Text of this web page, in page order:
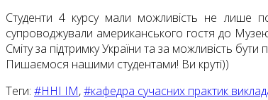
Студенти 4 курсу мали можливість не лише
супроводжували американського гостя до
Сміту за підтримку України та за можливість бути
Пишаємося нашими студентами! Ви круті))
Теги: #ННІ ІМ,#кафедра сучасних практик